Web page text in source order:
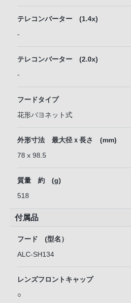
テレコンバーター (1.4x)
-
テレコンバーター (2.0x)
-
フードタイプ
花形バヨネット式
外形寸法 最大径ｘ長さ (mm)
78 x 98.5
質量 約 (g)
518
付属品
フード (型名）
ALC-SH134
レンズフロントキャップ
○